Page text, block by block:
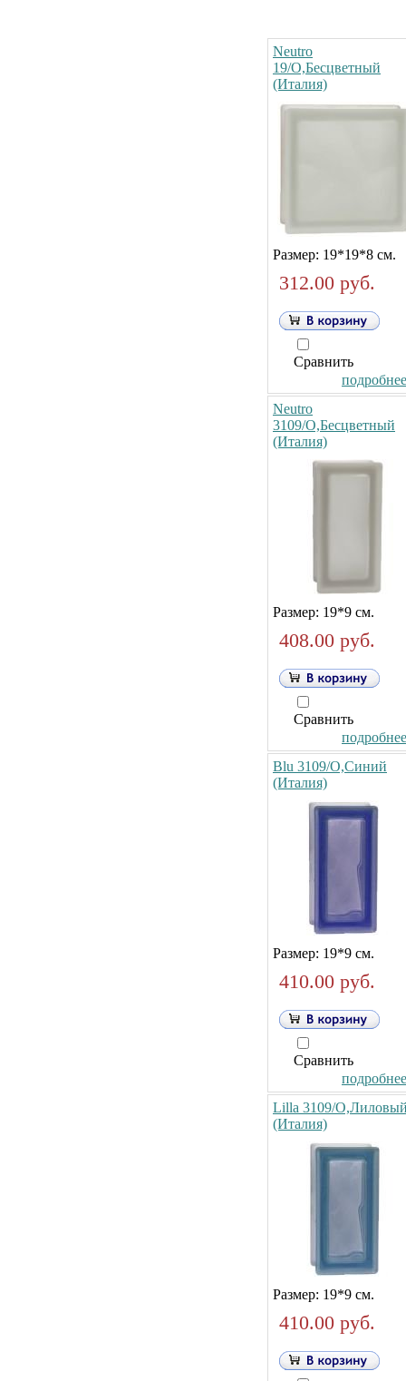
Neutro
19/O,Бесцветный
(Италия)
Размер: 19*19*8 см.
312.00 руб.
Сравнить
Neutro
3109/O,Бесцветный
(Италия)
Размер: 19*9 см.
408.00 руб.
Сравнить
Blu 3109/O,Синий
(Италия)
Размер: 19*9 см.
410.00 руб.
Сравнить
Lilla 3109/
(Италия)
Размер: 19*9 см.
410.00 руб.